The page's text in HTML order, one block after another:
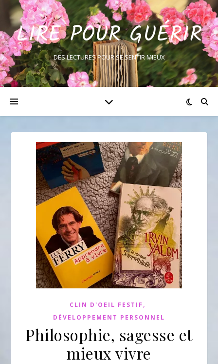
LIRE POUR GUÉRIR
DES LECTURES POUR SE SENTIR MIEUX
CLIN D'OEIL FESTIF ,
DÉVELOPPEMENT PERSONNEL
Philosophie, sagesse et
mieux vivre